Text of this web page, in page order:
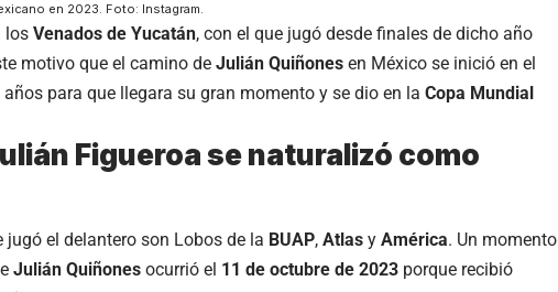
en 2023. Foto: Instagram.
los Venados de Yucatán, con el que jugó desde finales de dicho año
motivo que el camino de Julián Quiñones en México se inició en el
para que llegara su gran momento y se dio en la Copa Mundial
Figueroa se naturalizó como
el delantero son Lobos de la BUAP, Atlas y América. Un momento
Julián Quiñones ocurrió el 11 de octubre de 2023 porque recibió